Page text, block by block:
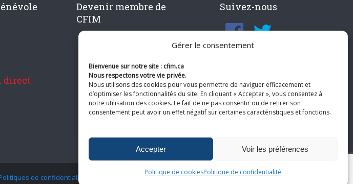
Gérer le consentement
Bienvenue sur notre site : cfim.ca
Nous respectons votre vie privée.
Nous utilisons des cookies pour vous permettre de naviguer efficacement et
d’optimiser les fonctionnalités du site. En cliquant « Accepter », vous consentez à
notre utilisation des cookies. Le fait de ne pas consentir ou de retirer son
consentement peut avoir un effet négatif sur certaines caractéristiques et fonctions.
Accepter Voir les préférences
Politique de cookiesPolitique de confidentialité
direct
Devenir membre de
CFIM
Suivez-nous
de confidentialité